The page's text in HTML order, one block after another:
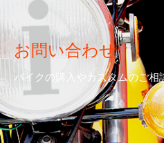
お問い合わせ
バイクの購入やカスタムのご相